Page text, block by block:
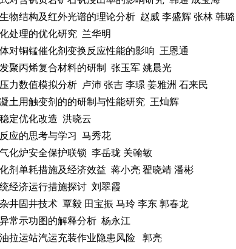
物结构及红外光谱的理论分析 赵威 李盛辉 张林 韩璐
处理的优化研究 兰华明
对铜锰催化剂变换反应性能的影响 王恩通
聚丙烯复合材料的研制 张玉军 姚晨光
力数值模拟分析 卢沛 张吉 李璟 姜雅洲 石来民
土用触变剂的的研制与性能研究 王灿辉
定优化改造 洪晓云
应的思考与学习 马秀花
化炉安全保护联锁 李岳珑 关翰敏
剂单耗措施及经济效益 蒋小亮 翟晓靖 潘彬
经济运行措施探讨 刘翠霞
井固井技术 覃毅 田宝振 马玲 李东 郭春龙
常示功图的解释分析 杨永江
拉运站汽运充装作业隐患风险 郭亮